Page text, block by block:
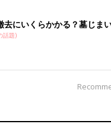
去にいくらかかる？墓じま
話題)